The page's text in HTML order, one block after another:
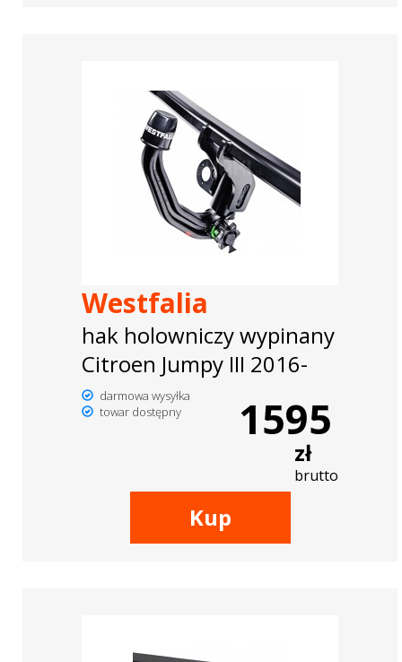
Westfalia
hak holowniczy wypinany
Citroen Jumpy III 2016-
darmowa wysyłka
towar dostępny
1595
zł
brutto
Kup